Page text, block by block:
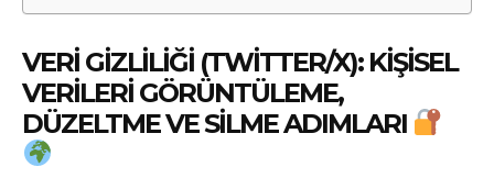
VERI GIZLILIĞI (TWITTER/X): KIŞISEL
VERILERI GÖRÜNTÜLEME,
DÜZELTME VE SILME ADIMLARI